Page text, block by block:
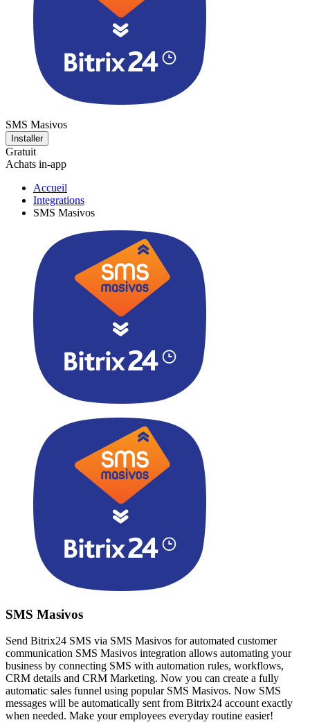
SMS Masivos
Installer
Gratuit
Achats in-app
Accueil
Integrations
SMS Masivos
SMS Masivos
Send Bitrix24 SMS via SMS Masivos for automated customer
communication SMS Masivos integration allows automating your
business by connecting SMS with automation rules, workflows,
CRM details and CRM Marketing. Now you can create a fully
automatic sales funnel using popular SMS Masivos. Now SMS
messages will be automatically sent from Bitrix24 account exactly
when needed. Make your employees everyday routine easier!